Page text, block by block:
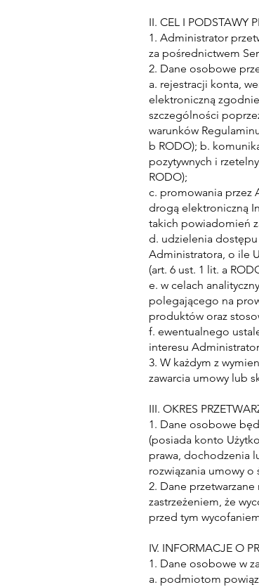
II. CEL I PODSTAWY
1. Administrator
za pośrednictwem
2. Dane osobowe
a. rejestracji konta,
elektroniczną
szczególności
warunków
b RODO); b.
pozytywnych i
RODO);
c. promowania przez
drogą elektroniczną
takich powiadomień
d. udzielenia
Administratora, o ile
(art. 6 ust. 1 lit. a
e. w celach
polegającego na
produktów oraz
f. ewentualnego
interesu
3. W każdym z
zawarcia umowy lub
III. OKRES
1. Dane osobowe
(posiada konto
prawa, dochodzenia
rozwiązania umowy o
2. Dane
zastrzeżeniem, że
przed tym
IV. INFORMACJE O
1. Dane osobowe w
a. podmiotom